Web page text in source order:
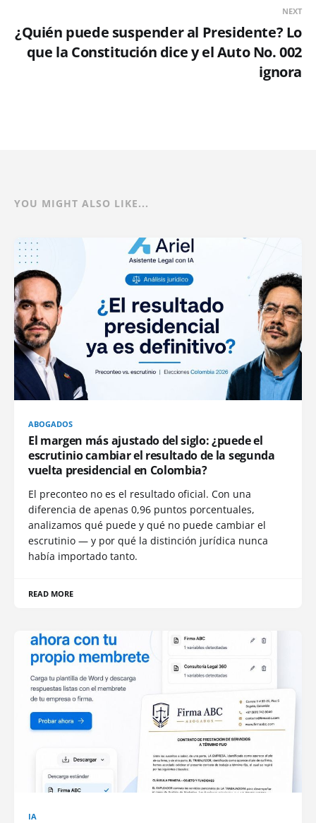
NEXT
¿Quién puede suspender al Presidente? Lo
que la Constitución dice y el Auto No. 002
ignora
YOU MIGHT ALSO LIKE...
ABOGADOS
El margen más ajustado del siglo: ¿puede el
escrutinio cambiar el resultado de la segunda
vuelta presidencial en Colombia?
El preconteo no es el resultado oficial. Con una
diferencia de apenas 0,96 puntos porcentuales,
analizamos qué puede y qué no puede cambiar el
escrutinio — y por qué la distinción jurídica nunca
había importado tanto.
READ MORE
IA